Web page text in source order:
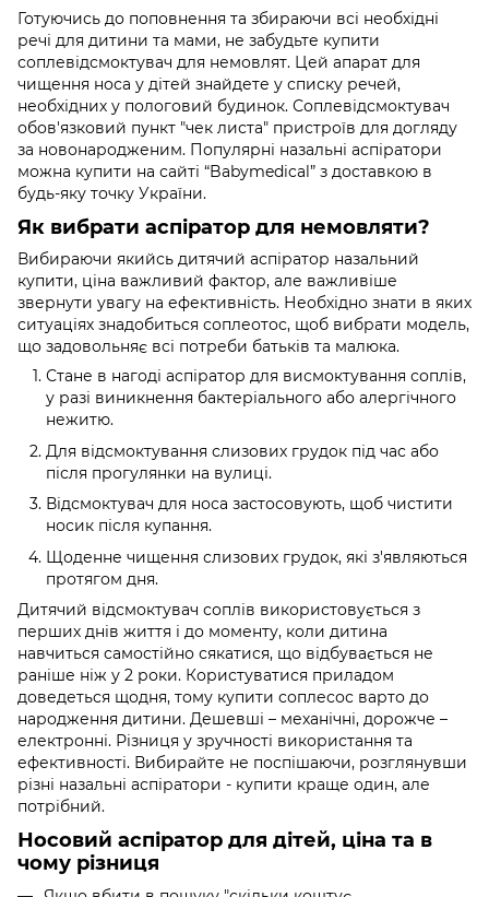
Готуючись до поповнення та збираючи всі необхідні
речі для дитини та мами, не забудьте купити
соплевідсмоктувач для немовлят. Цей апарат для
чищення носа у дітей знайдете у списку речей,
необхідних у пологовий будинок. Соплевідсмоктувач
обов'язковий пункт "чек листа" пристроїв для догляду
за новонародженим. Популярні назальні аспіратори
можна купити на сайті “Babymedical” з доставкою в
будь-яку точку України.
Як вибрати аспіратор для немовляти?
Вибираючи якийсь дитячий аспіратор назальний
купити, ціна важливий фактор, але важливіше
звернути увагу на ефективність. Необхідно знати в яких
ситуаціях знадобиться соплеотос, щоб вибрати модель,
що задовольняє всі потреби батьків та малюка.
Стане в нагоді аспіратор для висмоктування соплів,
у разі виникнення бактеріального або алергічного
нежитю.
Для відсмоктування слизових грудок під час або
після прогулянки на вулиці.
Відсмоктувач для носа застосовують, щоб чистити
носик після купання.
Щоденне чищення слизових грудок, які з'являються
протягом дня.
Дитячий відсмоктувач соплів використовується з
перших днів життя і до моменту, коли дитина
навчиться самостійно сякатися, що відбувається не
раніше ніж у 2 роки. Користуватися приладом
доведеться щодня, тому купити соплесос варто до
народження дитини. Дешевші – механічні, дорожче –
електронні. Різниця у зручності використання та
ефективності. Вибирайте не поспішаючи, розглянувши
різні назальні аспіратори - купити краще один, але
потрібний.
Носовий аспіратор для дітей, ціна та в
чому різниця